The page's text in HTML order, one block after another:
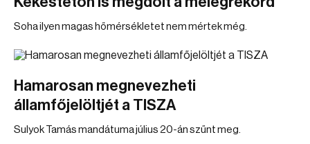
Soha ilyen magas hőmérsékletet nem mértek még.
Hamarosan megnevezheti
államfőjelöltjét a TISZA
Sulyok Tamás mandátuma július 20-án szűnt meg.